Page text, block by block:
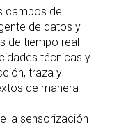
campos de
de datos y
de tiempo real
técnicas y
traza y
de manera
la sensorización